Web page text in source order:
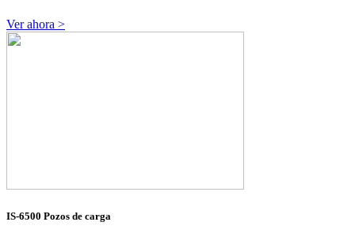
Ver ahora >
IS-6500 Pozos de carga